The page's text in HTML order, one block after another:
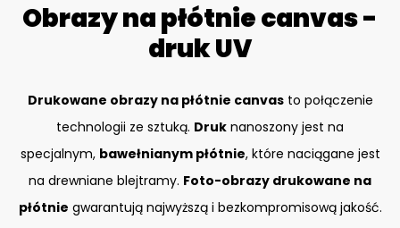
Obrazy na płótnie canvas -
druk UV
Drukowane obrazy na płótnie canvasto połączenie
technologii ze sztuką. Druk nanoszony jest na
specjalnym, bawełnianym płótnie, które naciągane jest
na drewniane blejtramy. Foto-obrazy drukowane na
płótnie gwarantują najwyższą i bezkompromisową jakość.